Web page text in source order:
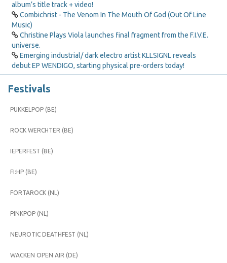
album’s title track + video!
Combichrist - The Venom In The Mouth Of God (Out Of Line
Music)
Christine Plays Viola launches final fragment from the F.I.V.E.
universe.
Emerging industrial/ dark electro artist KLLSIGNL reveals
debut EP WENDIGO, starting physical pre-orders today!
Festivals
PUKKELPOP (BE)
ROCK WERCHTER (BE)
IEPERFEST (BE)
FI:HP (BE)
FORTAROCK (NL)
PINKPOP (NL)
NEUROTIC DEATHFEST (NL)
WACKEN OPEN AIR (DE)